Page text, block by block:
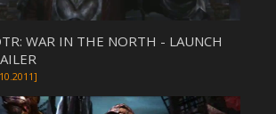
WAR IN THE NORTH - LAUNCH